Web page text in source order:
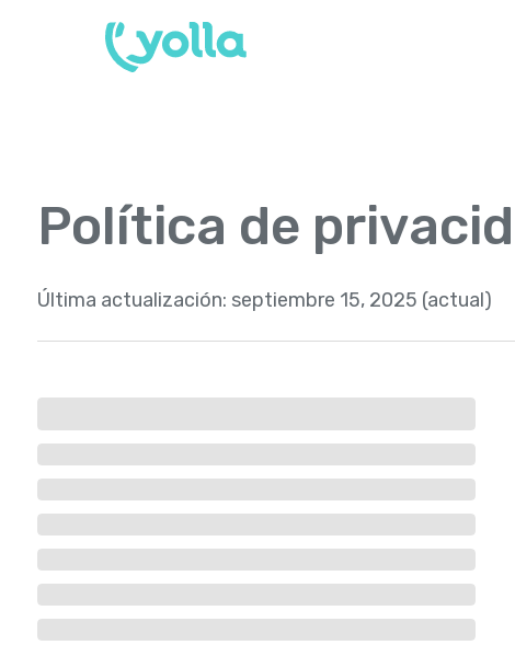
Política de
Última actualización: septiembre 15, 2025 (actual)